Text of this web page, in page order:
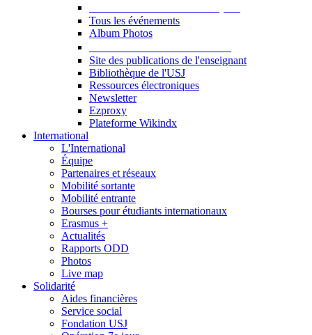
Tous les événements
Album Photos
Site des publications de l'enseignant
Bibliothèque de l'USJ
Ressources électroniques
Newsletter
Ezproxy
Plateforme Wikindx
International
L'International
Équipe
Partenaires et réseaux
Mobilité sortante
Mobilité entrante
Bourses pour étudiants internationaux
Erasmus +
Actualités
Rapports ODD
Photos
Live map
Solidarité
Aides financières
Service social
Fondation USJ